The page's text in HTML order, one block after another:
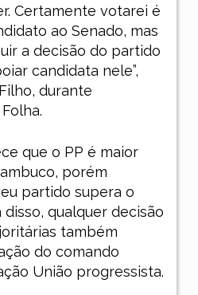
Certamente votarei é
ao Senado, mas
a decisão do partido
candidata nele”,
durante
que o PP é maior
porém
partido supera o
qualquer decisão
também
do comando
União progressista.